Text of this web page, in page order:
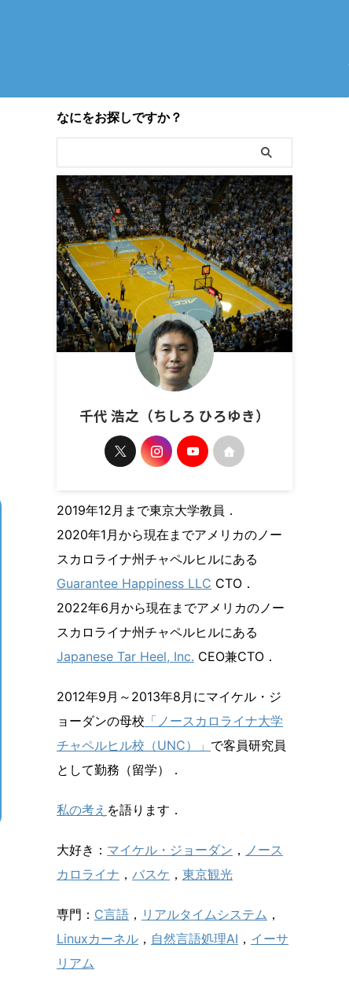
なにをお探しですか？
千代 浩之（ちしろ ひろゆき）
2019年12月まで東京大学教員．
2020年1月から現在までアメリカのノー
スカロライナ州チャペルヒルにある
Guarantee Happiness LLC CTO．
2022年6月から現在までアメリカのノー
スカロライナ州チャペルヒルにある
Japanese Tar Heel, Inc. CEO兼CTO．
2012年9月～2013年8月にマイケル・ジ
ョーダンの母校 「ノースカロライナ大学
チャペルヒル校（UNC）」 で客員研究員
として勤務（留学）．
私の考え を語ります．
大好き： マイケル・ジョーダン ， ノース
カロライナ ， バスケ ， 東京観光
専門： C言語 ， リアルタイムシステム ，
Linuxカーネル ， 自然言語処理AI ， イーサ
リアム